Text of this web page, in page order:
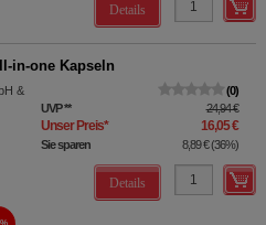
Details
in-one Kapseln
&
0
UVP** 24,94 €
Unser Preis* 16,05 €
Sie sparen 8,89 €(36%)
Details